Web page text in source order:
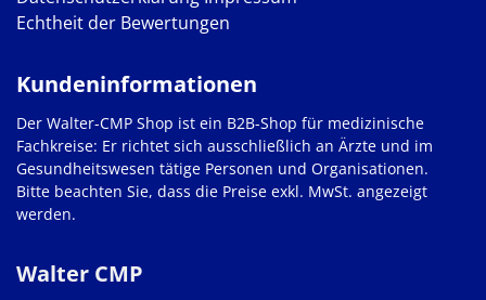
Echtheit der Bewertungen
Walter CMP
Kundeninformationen
Der Walter-CMP Shop ist ein B2B-Shop für medizinische
Fachkreise: Er richtet sich ausschließlich an Ärzte und im
Gesundheitswesen tätige Personen und Organisationen.
Bitte beachten Sie, dass die Preise exkl. MwSt. angezeigt
werden.